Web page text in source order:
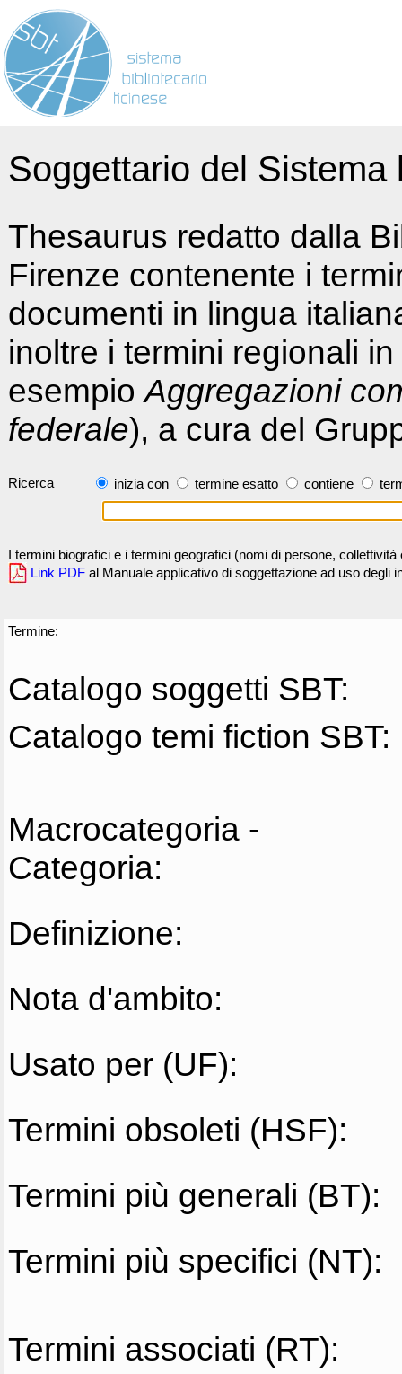
Soggettario del
Thesaurus redatto dalla
Firenze contenente i
documenti in lingua
inoltre i termini regionali
esempioAggregazioni
federale), a cura del
Ricerca inizia con termine esatto contiene
I termini biografici e i termini geografici (nomi di persone,
Link PDF al Manuale applicativo di soggettazione ad uso degli
Termine:
Catalogo soggetti SBT:
Catalogo temi fiction SBT:
Macrocategoria -
Categoria:
Definizione:
Nota d'ambito:
Usato per (UF):
Termini obsoleti (HSF):
Termini più generali (BT):
Termini più specifici (NT):
Termini associati (RT):